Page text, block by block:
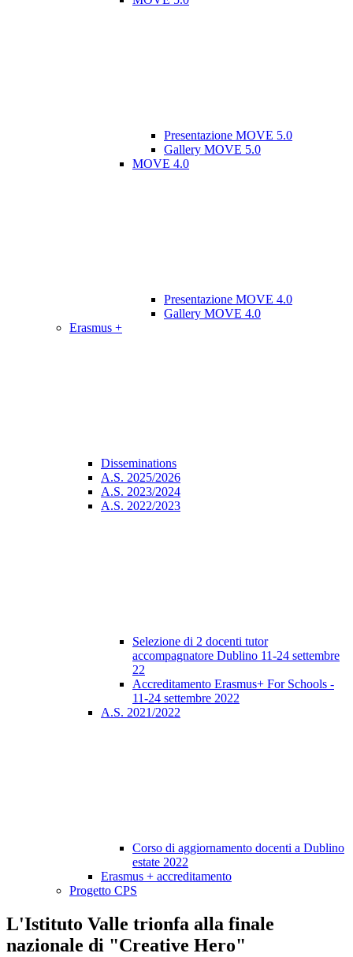
Presentazione MOVE 5.0
Gallery MOVE 5.0
MOVE 4.0
Presentazione MOVE 4.0
Gallery MOVE 4.0
Erasmus +
Disseminations
A.S. 2025/2026
A.S. 2023/2024
A.S. 2022/2023
Selezione di 2 docenti tutor
accompagnatore Dublino 11-24 settembre
22
Accreditamento Erasmus+ For Schools -
11-24 settembre 2022
A.S. 2021/2022
Corso di aggiornamento docenti a Dublino
estate 2022
Erasmus + accreditamento
Progetto CPS
L'Istituto Valle trionfa alla finale
nazionale di "Creative Hero"